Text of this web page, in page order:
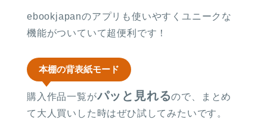
ebookjapanのアプリも使いやすくユニークな
機能がついていて超便利です！
本棚の背表紙モード
購入作品一覧がパッと見れるので、まとめ
て大人買いした時はぜひ試してみたいです。